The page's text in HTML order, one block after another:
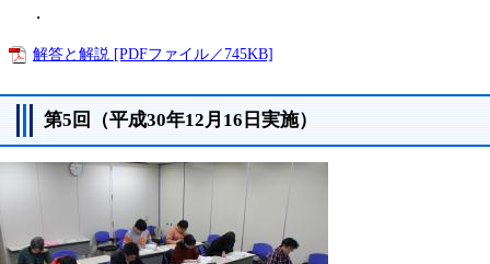
・
解答と解説 [PDFファイル／745KB]
第5回（平成30年12月16日実施）